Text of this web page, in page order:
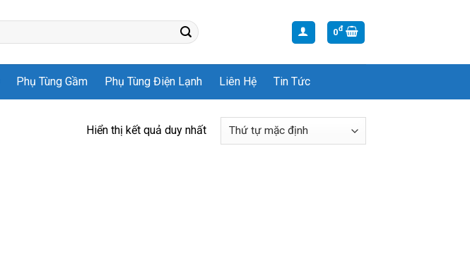
0đ
Phụ Tùng Gầm Phụ Tùng Điện Lạnh Liên Hệ Tin Tức
Hiển thị kết quả duy nhất